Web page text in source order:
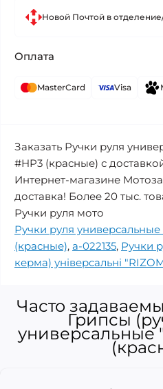
Новой Почтой в
Оплата
MasterCard Visa
Заказать Ручки руля
#HP3 (красные) с
Интернет-магазине
доставка! Более 20 тыс.
Ручки руля мото
Ручки руля
(красные), a-022135, Ручки
керма) універсальні
Часто
Грипсы
универсальные